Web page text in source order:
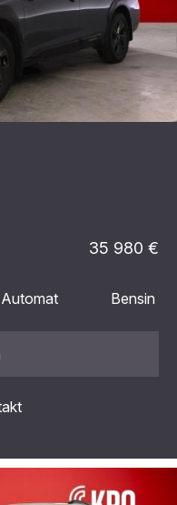
35 980 €
Automat Bensin